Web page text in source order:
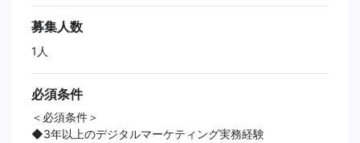
募集人数
1人
必須条件
＜必須条件＞
◆3年以上のデジタルマーケティング実務経験